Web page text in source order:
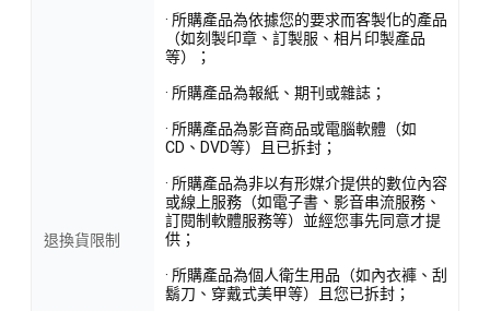
退換貨限制
· 所購產品為依據您的要求而客製化的產品
（如刻製印章、訂製服、相片印製產品
等）；
· 所購產品為報紙、期刊或雜誌；
· 所購產品為影音商品或電腦軟體（如
CD、DVD等）且已拆封；
· 所購產品為非以有形媒介提供的數位內容
或線上服務（如電子書、影音串流服務、
訂閱制軟體服務等）並經您事先同意才提
供；
· 所購產品為個人衛生用品（如內衣褲、刮
鬍刀、穿戴式美甲等）且您已拆封；